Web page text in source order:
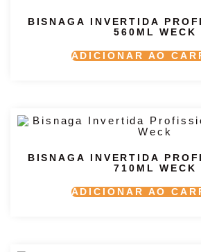
BISNAGA INVERTIDA
560ML WECK
ADICIONAR AO
BISNAGA INVERTIDA
710ML WECK
ADICIONAR AO